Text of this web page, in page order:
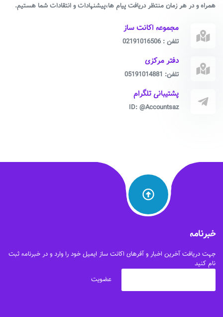
همراه و در هر زمان منتظر دریافت پیام ها،پیشنهادات و انتقادات شما هستیم.
مجموعه اکانت ساز
تلفن : 02191016506
دفتر مرکزی
تلفن: 05191014881
پشتیبانی تلگرام
ID: @Accountsaz
خبرنامه
جهت دریافت آخرین اخبار و آفرهای اکانت ساز ایمیل خود را وارد و در خبرنامه ثبت
نام کنید